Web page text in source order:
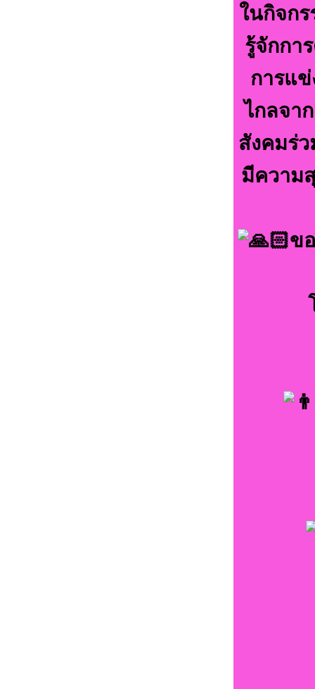
ในกิจก
รู้จักกา
การแ
ไกลจา
สังคมร่
มีความ
ข